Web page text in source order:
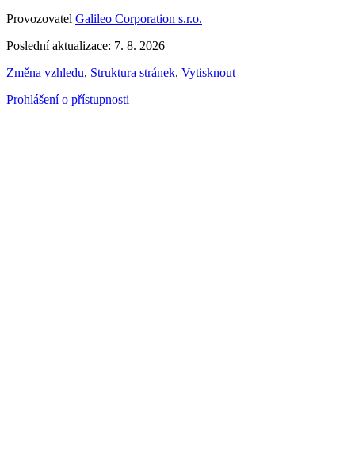
Provozovatel Galileo Corporation s.r.o.
Poslední aktualizace: 7. 8. 2026
Změna vzhledu, Struktura stránek, Vytisknout
Prohlášení o přístupnosti